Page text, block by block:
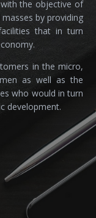
the objective of
by providing
that in turn
in the micro,
as well as the
who would in turn
development.